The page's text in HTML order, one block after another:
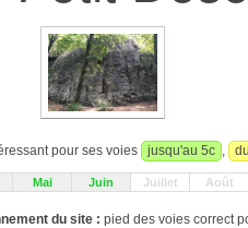
pour ses voies jusqu'au 5c ,
Mai Juin Juillet Août
du site : pied des voies correct